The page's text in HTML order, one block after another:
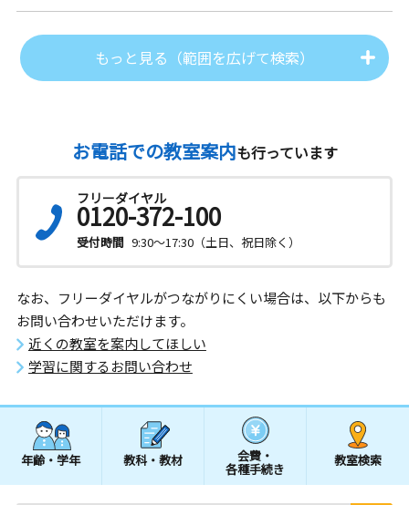
もっと見る（範囲を広げて検索）
お電話での教室案内も行っています
フリーダイヤル
0120-372-100
受付時間 9:30～17:30（土日、祝日除く）
なお、フリーダイヤルがつながりにくい場合は、以下からも
お問い合わせいただけます。
近くの教室を案内してほしい
学習に関するお問い合わせ
年齢・学年 教科・教材 会費・
各種手続き
教室検索